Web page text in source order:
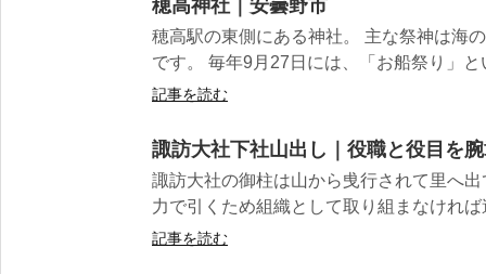
穂高神社｜安曇野市
穂高駅の東側にある神社。 主な祭神は海
です。 毎年9月27日には、「お船祭り」
記事を読む
諏訪大社下社山出し｜役職と役目を
諏訪大社の御柱は山から曵行されて里へ
力で引くため組織として取り組まなけれ
記事を読む